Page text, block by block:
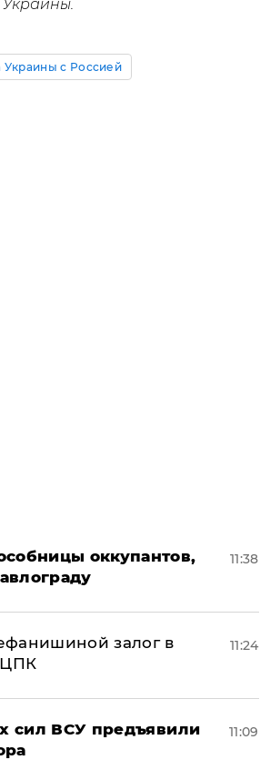
Украины.
Украины с Россией
оккупантов,
11:38
залог в
ЦПК
11:24
сил ВСУ предъявили
11:09